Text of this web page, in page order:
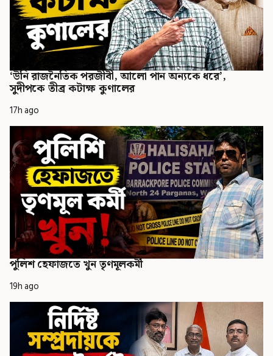
‘উনি রাজনৈতিক পরজীবী, আলো পান অন্যকে ধরে’,
সুদীপকে তীব্র কটাক্ষ কুণালের
17h ago
পুলিশ হেফাজতে খুন তৃণমূলকর্মী
19h ago